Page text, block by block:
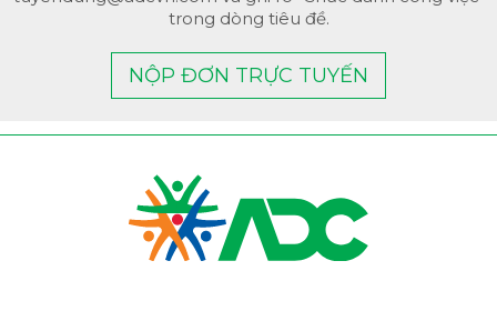
trong dòng tiêu đề.
NỘP ĐƠN TRỰC TUYẾN